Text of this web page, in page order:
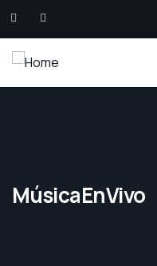
MúsicaEnVivo